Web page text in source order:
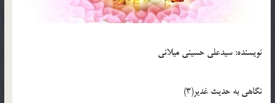
نويسنده: سيدعلي حسيني ميلاني
نگاهي به حديث غدير(3)